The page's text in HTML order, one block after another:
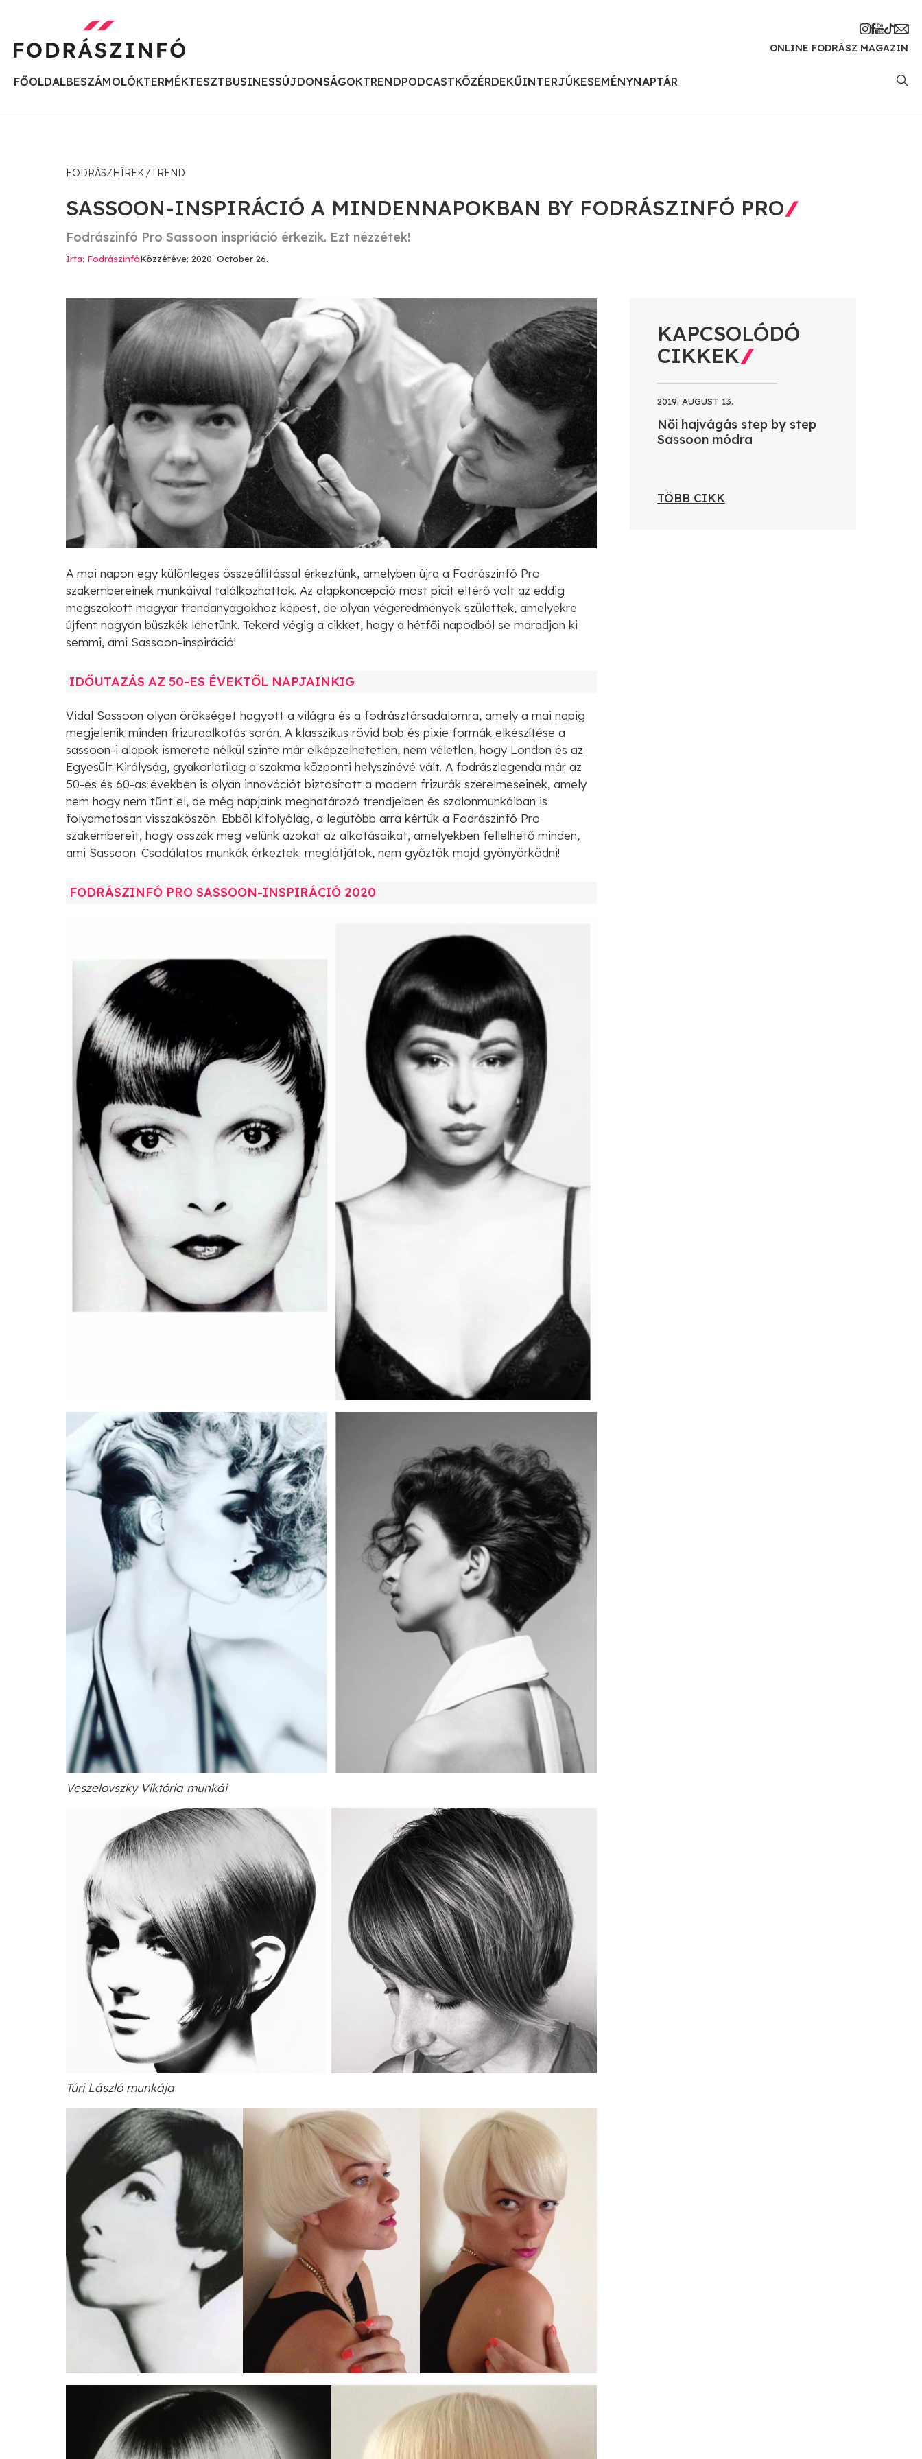
ONLINE FODRÁSZ MAGAZIN
FŐOLDALBESZÁMOLÓKTERMÉKTESZTBUSINESSÚJDONSÁGOKTRENDPODCASTKÖZÉRDEKŰINTERJÚKESEMÉNYNAPTÁR
FODRÁSZHÍREK TREND
SASSOON-INSPIRÁCIÓ A MINDENNAPOKBAN BY FODRÁSZINFÓ PRO
Fodrászinfó Pro Sassoon inspriáció érkezik. Ezt nézzétek!
Írta: FodrászinfóKözzétéve: 2020. October 26.
A mai napon egy különleges összeállítással érkeztünk, amelyben újra a Fodrászinfó Pro
szakembereinek munkáival találkozhattok. Az alapkoncepció most picit eltérő volt az eddig
megszokott magyar trendanyagokhoz képest, de olyan végeredmények születtek, amelyekre
újfent nagyon büszkék lehetünk. Tekerd végig a cikket, hogy a hétfői napodból se maradjon ki
semmi, ami Sassoon-inspiráció!
IDŐUTAZÁS AZ 50-ES ÉVEKTŐL NAPJAINKIG
Vidal Sassoon olyan örökséget hagyott a világra és a fodrásztársadalomra, amely a mai napig
megjelenik minden frizuraalkotás során. A klasszikus rövid bob és pixie formák elkészítése a
sassoon-i alapok ismerete nélkül szinte már elképzelhetetlen, nem véletlen, hogy London és az
Egyesült Királyság, gyakorlatilag a szakma központi helyszínévé vált. A fodrászlegenda már az
50-es és 60-as években is olyan innovációt biztosított a modern frizurák szerelmeseinek, amely
nem hogy nem tűnt el, de még napjaink meghatározó trendjeiben és szalonmunkáiban is
folyamatosan visszaköszön. Ebből kifolyólag, a legutóbb arra kértük a Fodrászinfó Pro
szakembereit, hogy osszák meg velünk azokat az alkotásaikat, amelyekben fellelhető minden,
ami Sassoon. Csodálatos munkák érkeztek: meglátjátok, nem győztök majd gyönyörködni!
FODRÁSZINFÓ PRO SASSOON-INSPIRÁCIÓ 2020
Veszelovszky Viktória munkái
Túri László munkája
KAPCSOLÓDÓ
CIKKEK
2019. AUGUST 13.
Női hajvágás step by step
Sassoon módra
TÖBB CIKK